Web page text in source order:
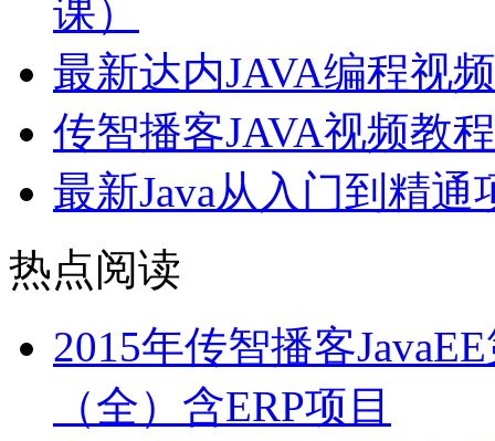
课）
最新达内JAVA编程视
传智播客JAVA视频教
最新Java从入门到精
热点阅读
2015年传智播客
（全）含ERP项目